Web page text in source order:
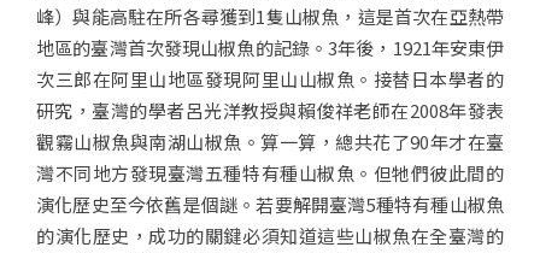
峰）與能高駐在所各尋獲到1隻山椒魚，這是首次在亞熱帶
地區的臺灣首次發現山椒魚的記錄。3年後，1921年安東伊
次三郎在阿里山地區發現阿里山山椒魚。接替日本學者的
研究，臺灣的學者呂光洋教授與賴俊祥老師在2008年發表
觀霧山椒魚與南湖山椒魚。算一算，總共花了90年才在臺
灣不同地方發現臺灣五種特有種山椒魚。但牠們彼此間的
演化歷史至今依舊是個謎。若要解開臺灣5種特有種山椒魚
的演化歷史，成功的關鍵必須知道這些山椒魚在全臺灣的